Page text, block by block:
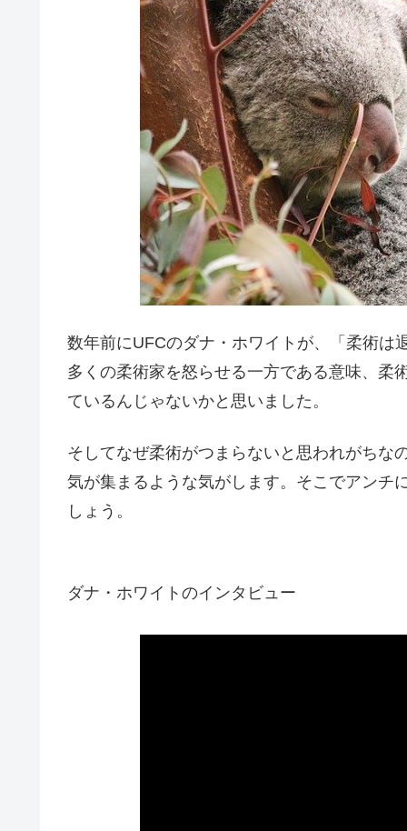
数年前にUFCのダナ・ホワイトが、「柔術は
多くの柔術家を怒らせる一方である意味、柔
ているんじゃないかと思いました。
そしてなぜ柔術がつまらないと思われがちな
気が集まるような気がします。そこでアンチ
しょう。
ダナ・ホワイトのインタビュー